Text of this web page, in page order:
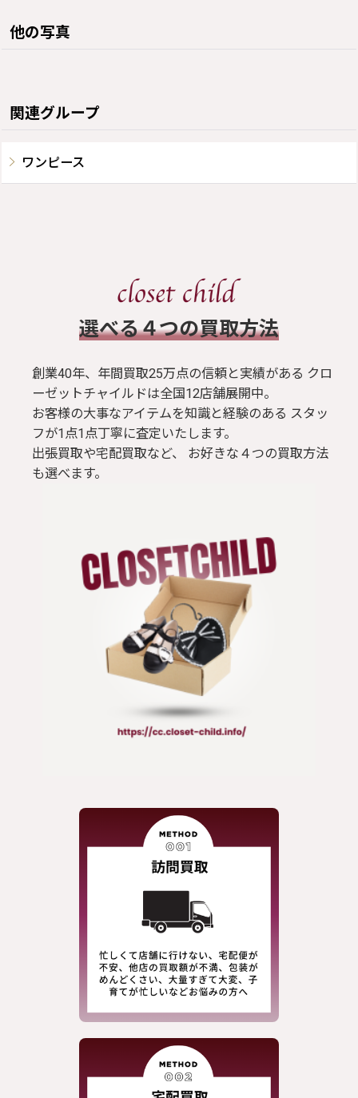
他の写真
関連グループ
ワンピース
​選べる４つの買取方法
創業40年、年間買取25万点の信頼と実績がある クロ
ーゼットチャイルドは全国12店舗展開中。
お客様の大事なアイテムを知識と経験のある スタッ
フが1点1点丁寧に査定いたします。
出張買取や宅配買取など、 お好きな４つの買取方法
も選べます。